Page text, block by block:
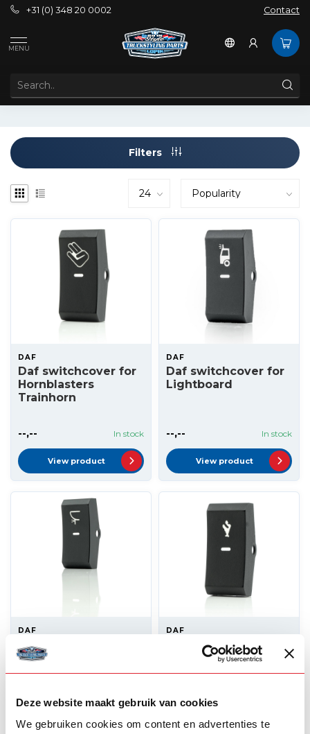
Deze website maakt gebruik van cookies
We gebruiken cookies om content en advertenties te
+31 (0) 348 20 0002 Contact
MENU
Filters
DAF
Daf switchcover for
Hornblasters
Trainhorn
--,-- In stock
View product
DAF
Daf switchcover for
Lightboard
--,-- In stock
View product
DAF
Daf switchcover for
Talmu light
View product
DAF
Daf switch cover for
pop lighting
View product